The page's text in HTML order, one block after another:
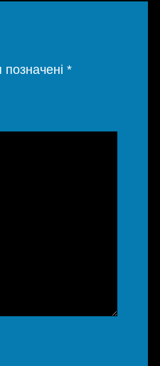
позначені *